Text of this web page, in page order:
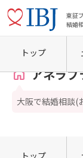
東証
結婚
ホーム 大阪府の結婚相
アネラブ
大阪で結婚相談(
トップ
トップ